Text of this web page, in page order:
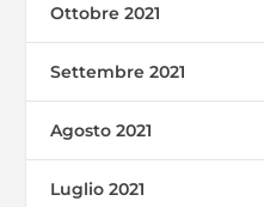
Ottobre 2021
Settembre 2021
Agosto 2021
Luglio 2021